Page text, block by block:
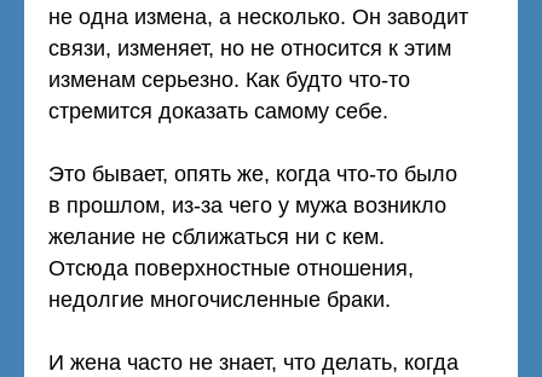
не одна измена, а несколько. Он заводит
связи, изменяет, но не относится к этим
изменам серьезно. Как будто что-то
стремится доказать самому себе.
Это бывает, опять же, когда что-то было
в прошлом, из-за чего у мужа возникло
желание не сближаться ни с кем.
Отсюда поверхностные отношения,
недолгие многочисленные браки.
И жена часто не знает, что делать, когда